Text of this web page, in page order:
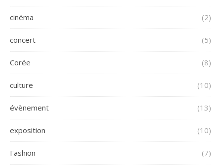
cinéma (2)
concert (5)
Corée (8)
culture (10)
évènement (13)
exposition (10)
Fashion (7)